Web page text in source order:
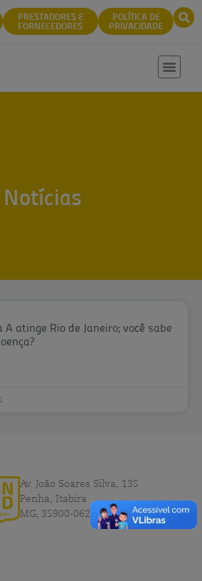
PRESTADORES E
FORNECEDORES
POLÍTICA DE
PRIVACIDADE
Notícias
atinge Rio de Janeiro; você sabe
Av. João Soares Silva, 135
Penha, Itabira
MG, 35900-062